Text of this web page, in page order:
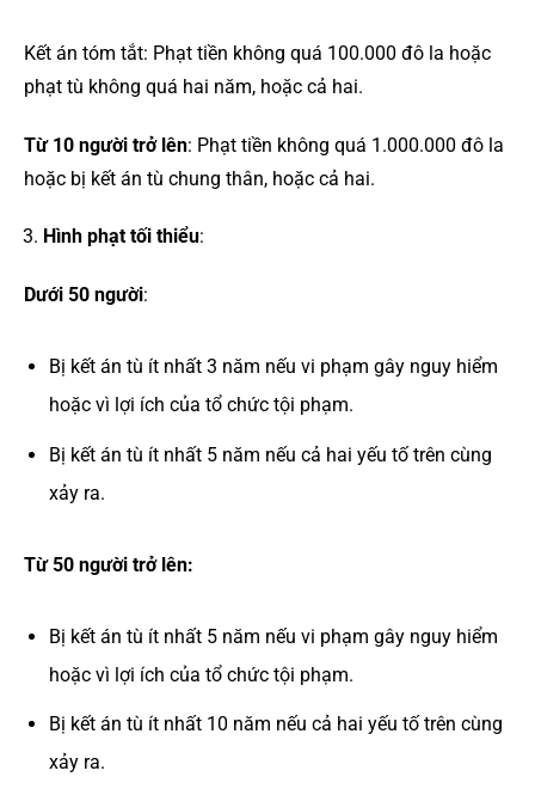
Kết án tóm tắt: Phạt tiền không quá 100.000 đô la hoặc
phạt tù không quá hai năm, hoặc cả hai.
Từ 10 người trở lên: Phạt tiền không quá 1.000.000 đô la
hoặc bị kết án tù chung thân, hoặc cả hai.
Hình phạt tối thiểu:
Dưới 50 người:
Bị kết án tù ít nhất 3 năm nếu vi phạm gây nguy hiểm
hoặc vì lợi ích của tổ chức tội phạm.
Bị kết án tù ít nhất 5 năm nếu cả hai yếu tố trên cùng
xảy ra.
Từ 50 người trở lên:
Bị kết án tù ít nhất 5 năm nếu vi phạm gây nguy hiểm
hoặc vì lợi ích của tổ chức tội phạm.
Bị kết án tù ít nhất 10 năm nếu cả hai yếu tố trên cùng
xảy ra.